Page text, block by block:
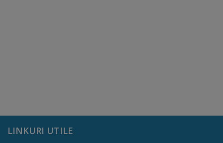
publice
LINKURI UTILE